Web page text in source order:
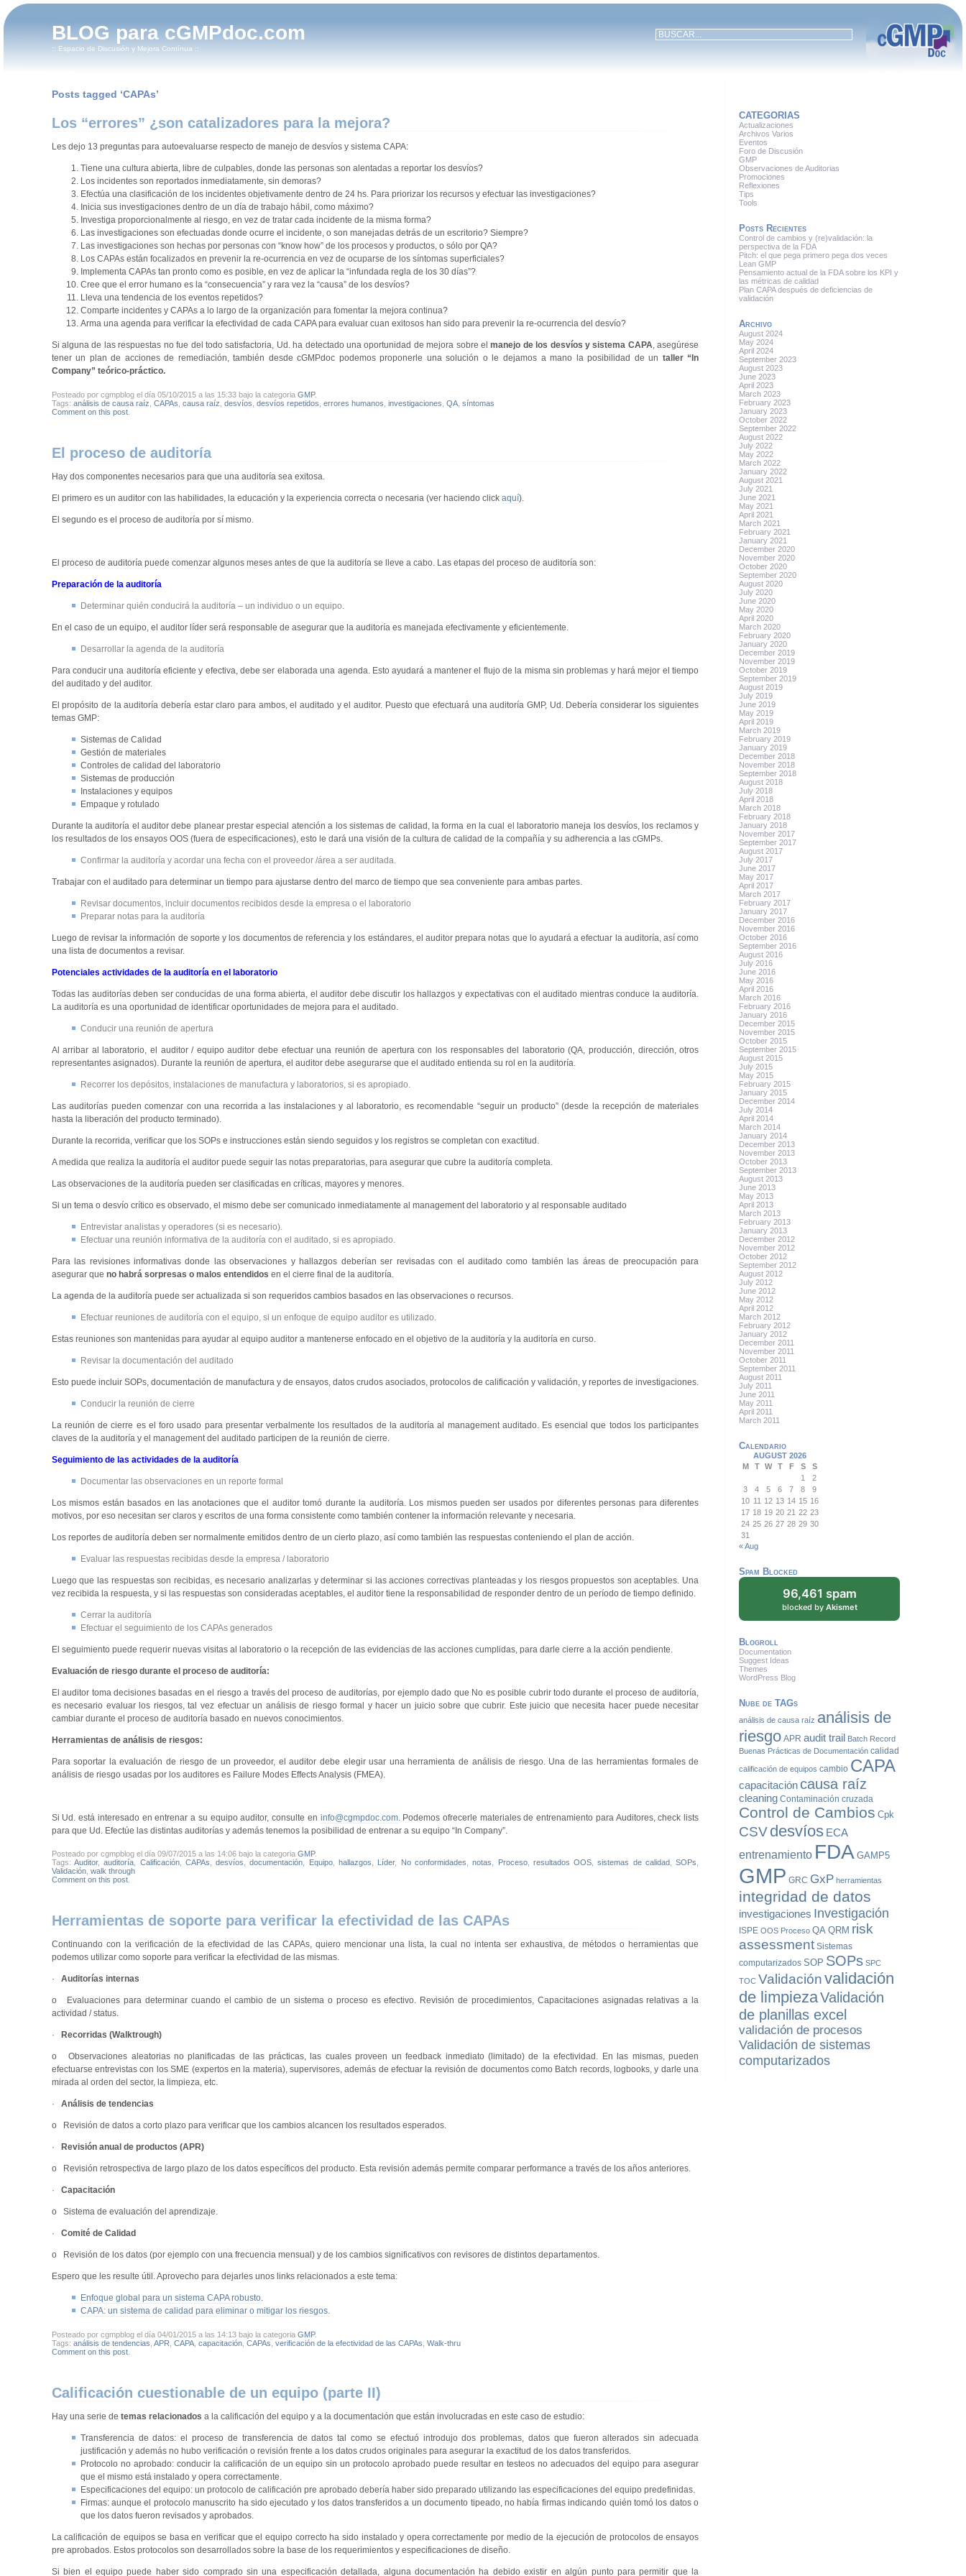
BLOG para cGMPdoc.com
:: Espacio de Discusión y Mejora Contínua ::
Posts tagged ‘CAPAs’
Los “errores” ¿son catalizadores para la mejora?
Les dejo 13 preguntas para autoevaluarse respecto de manejo de desvíos y sistema CAPA:
Tiene una cultura abierta, libre de culpables, donde las personas son alentadas a reportar los desvíos?
Los incidentes son reportados inmediatamente, sin demoras?
Efectúa una clasificación de los incidentes objetivamente dentro de 24 hs. Para priorizar los recursos y efectuar las investigaciones?
Inicia sus investigaciones dentro de un día de trabajo hábil, como máximo?
Investiga proporcionalmente al riesgo, en vez de tratar cada incidente de la misma forma?
Las investigaciones son efectuadas donde ocurre el incidente, o son manejadas detrás de un escritorio? Siempre?
Las investigaciones son hechas por personas con “know how” de los procesos y productos, o sólo por QA?
Los CAPAs están focalizados en prevenir la re-ocurrencia en vez de ocuparse de los síntomas superficiales?
Implementa CAPAs tan pronto como es posible, en vez de aplicar la “infundada regla de los 30 días”?
Cree que el error humano es la “consecuencia” y rara vez la “causa” de los desvíos?
Lleva una tendencia de los eventos repetidos?
Comparte incidentes y CAPAs a lo largo de la organización para fomentar la mejora continua?
Arma una agenda para verificar la efectividad de cada CAPA para evaluar cuan exitosos han sido para prevenir la re-ocurrencia del desvío?
Si alguna de las respuestas no fue del todo satisfactoria, Ud. ha detectado una oportunidad de mejora sobre elmanejo de los desvíos y sistema CAPA, asegúrese
tener un plan de acciones de remediación, también desde cGMPdoc podemos proponerle una solución o le dejamos a mano la posibilidad de un taller “In
Company” teórico-práctico.
Posteado por cgmpblog el día 05/10/2015 a las 15:33 bajo la categoria GMP.
Tags: análisis de causa raíz CAPAs causa raíz desvíos desvíos repetidos errores humanos investigaciones QA, síntomas
Comment on this post.
El proceso de auditoría
Hay dos componentes necesarios para que una auditoría sea exitosa.
El primero es un auditor con las habilidades, la educación y la experiencia correcta o necesaria (ver haciendo click aquí).
El segundo es el proceso de auditoría por sí mismo.
El proceso de auditoría puede comenzar algunos meses antes de que la auditoría se lleve a cabo. Las etapas del proceso de auditoría son:
Preparación de la auditoría
Determinar quién conducirá la auditoría – un individuo o un equipo.
En el caso de un equipo, el auditor líder será responsable de asegurar que la auditoría es manejada efectivamente y eficientemente.
Desarrollar la agenda de la auditoría
Para conducir una auditoría eficiente y efectiva, debe ser elaborada una agenda. Esto ayudará a mantener el flujo de la misma sin problemas y hará mejor el tiempo
del auditado y del auditor.
El propósito de la auditoría debería estar claro para ambos, el auditado y el auditor. Puesto que efectuará una auditoría GMP, Ud. Debería considerar los siguientes
temas GMP:
Sistemas de Calidad
Gestión de materiales
Controles de calidad del laboratorio
Sistemas de producción
Instalaciones y equipos
Empaque y rotulado
Durante la auditoría el auditor debe planear prestar especial atención a los sistemas de calidad, la forma en la cual el laboratorio maneja los desvíos, los reclamos y
los resultados de los ensayos OOS (fuera de especificaciones), esto le dará una visión de la cultura de calidad de la compañía y su adherencia a las cGMPs.
Confirmar la auditoría y acordar una fecha con el proveedor /área a ser auditada.
Trabajar con el auditado para determinar un tiempo para ajustarse dentro del marco de tiempo que sea conveniente para ambas partes.
Revisar documentos, incluir documentos recibidos desde la empresa o el laboratorio
Preparar notas para la auditoría
Luego de revisar la información de soporte y los documentos de referencia y los estándares, el auditor prepara notas que lo ayudará a efectuar la auditoría, así como
una lista de documentos a revisar.
Potenciales actividades de la auditoría en el laboratorio
Todas las auditorías deben ser conducidas de una forma abierta, el auditor debe discutir los hallazgos y expectativas con el auditado mientras conduce la auditoría.
La auditoría es una oportunidad de identificar oportunidades de mejora para el auditado.
Conducir una reunión de apertura
Al arribar al laboratorio, el auditor / equipo auditor debe efectuar una reunión de apertura con los responsables del laboratorio (QA, producción, dirección, otros
representantes asignados). Durante la reunión de apertura, el auditor debe asegurarse que el auditado entienda su rol en la auditoría.
Recorrer los depósitos, instalaciones de manufactura y laboratorios, si es apropiado.
Las auditorías pueden comenzar con una recorrida a las instalaciones y al laboratorio, es recomendable “seguir un producto” (desde la recepción de materiales
hasta la liberación del producto terminado).
Durante la recorrida, verificar que los SOPs e instrucciones están siendo seguidos y los registros se completan con exactitud.
A medida que realiza la auditoría el auditor puede seguir las notas preparatorias, para asegurar que cubre la auditoría completa.
Las observaciones de la auditoría pueden ser clasificadas en críticas, mayores y menores.
Si un tema o desvío crítico es observado, el mismo debe ser comunicado inmediatamente al management del laboratorio y al responsable auditado
Entrevistar analistas y operadores (si es necesario).
Efectuar una reunión informativa de la auditoría con el auditado, si es apropiado.
Para las revisiones informativas donde las observaciones y hallazgos deberían ser revisadas con el auditado como también las áreas de preocupación para
asegurar que no habrá sorpresas o malos entendidos en el cierre final de la auditoría.
La agenda de la auditoría puede ser actualizada si son requeridos cambios basados en las observaciones o recursos.
Efectuar reuniones de auditoría con el equipo, si un enfoque de equipo auditor es utilizado.
Estas reuniones son mantenidas para ayudar al equipo auditor a mantenerse enfocado en el objetivo de la auditoría y la auditoría en curso.
Revisar la documentación del auditado
Esto puede incluir SOPs, documentación de manufactura y de ensayos, datos crudos asociados, protocolos de calificación y validación, y reportes de investigaciones.
Conducir la reunión de cierre
La reunión de cierre es el foro usado para presentar verbalmente los resultados de la auditoría al management auditado. Es esencial que todos los participantes
claves de la auditoría y el management del auditado participen de la reunión de cierre.
Seguimiento de las actividades de la auditoría
Documentar las observaciones en un reporte formal
Los mismos están basados en las anotaciones que el auditor tomó durante la auditoría. Los mismos pueden ser usados por diferentes personas para diferentes
motivos, por eso necesitan ser claros y escritos de una forma consistente como también contener la información relevante y necesaria.
Los reportes de auditoría deben ser normalmente emitidos dentro de un cierto plazo, así como también las respuestas conteniendo el plan de acción.
Evaluar las respuestas recibidas desde la empresa / laboratorio
Luego que las respuestas son recibidas, es necesario analizarlas y determinar si las acciones correctivas planteadas y los riesgos propuestos son aceptables. Una
vez recibida la respuesta, y si las respuestas son consideradas aceptables, el auditor tiene la responsabilidad de responder dentro de un período de tiempo definido.
Cerrar la auditoría
Efectuar el seguimiento de los CAPAs generados
El seguimiento puede requerir nuevas visitas al laboratorio o la recepción de las evidencias de las acciones cumplidas, para darle cierre a la acción pendiente.
Evaluación de riesgo durante el proceso de auditoría:
El auditor toma decisiones basadas en el riesgo a través del proceso de auditorías, por ejemplo dado que No es posible cubrir todo durante el proceso de auditoría,
es necesario evaluar los riesgos, tal vez efectuar un análisis de riesgo formal y hacer un juicio sobre que cubrir. Este juicio que necesita hacer puede necesitar
cambiar durante el proceso de auditoría basado en nuevos conocimientos.
Herramientas de análisis de riesgos:
Para soportar la evaluación de riesgo de un proveedor, el auditor debe elegir usar una herramienta de análisis de riesgo. Una de las herramientas formales de
análisis de riesgo usadas por los auditores es Failure Modes Effects Analysis (FMEA).
Si Ud. está interesado en entrenar a su equipo auditor, consulte en info@cgmpdoc.com. Podemos ofrecerle materiales de entrenamiento para Auditores, check lists
para que Ud. Efectúe las distintas auditorías y además tenemos la posibilidad de entrenar a su equipo “In Company”.
Posteado por cgmpblog el día 09/07/2015 a las 14:06 bajo la categoria GMP.
Tags: Auditor,auditoría, Calificación, CAPAs,desvíos,documentación, Equipo, hallazgos, Líder, No conformidades,notas, Proceso, resultados OOS,sistemas de calidad,SOPs,
Validación, walk through
Comment on this post.
Herramientas de soporte para verificar la efectividad de las CAPAs
Continuando con la verificación de la efectividad de las CAPAs, quiero mencionar una lista, la cual no intenta ser exhaustiva, de métodos o herramientas que
podemos utilizar como soporte para verificar la efectividad de las mismas.
· Auditorías internas
o Evaluaciones para determinar cuando el cambio de un sistema o proceso es efectivo. Revisión de procedimientos, Capacitaciones asignadas relativas a la
actividad / status.
· Recorridas (Walktrough)
o Observaciones aleatorias no planificadas de las prácticas, las cuales proveen un feedback inmediato (limitado) de la efectividad. En las mismas, pueden
efectuarse entrevistas con los SME (expertos en la materia), supervisores, además de efectuar la revisión de documentos como Batch records, logbooks, y darle una
mirada al orden del sector, la limpieza, etc.
· Análisis de tendencias
o Revisión de datos a corto plazo para verificar que los cambios alcancen los resultados esperados.
· Revisión anual de productos (APR)
o Revisión retrospectiva de largo plazo de los datos específicos del producto. Esta revisión además permite comparar performance a través de los años anteriores.
· Capacitación
o Sistema de evaluación del aprendizaje.
· Comité de Calidad
o Revisión de los datos (por ejemplo con una frecuencia mensual) y de los cambios significativos con revisores de distintos departamentos.
Espero que les resulte útil. Aprovecho para dejarles unos links relacionados a este tema:
Enfoque global para un sistema CAPA robusto.
CAPA: un sistema de calidad para eliminar o mitigar los riesgos.
Posteado por cgmpblog el día 04/01/2015 a las 14:13 bajo la categoria GMP.
Tags: análisis de tendencias APR CAPA, capacitación, CAPAs verificación de la efectividad de las CAPAs Walk-thru
Comment on this post.
Calificación cuestionable de un equipo (parte II)
Hay una serie de temas relacionados a la calificación del equipo y a la documentación que están involucradas en este caso de estudio:
Transferencia de datos: el proceso de transferencia de datos tal como se efectuó introdujo dos problemas, datos que fueron alterados sin adecuada
justificación y además no hubo verificación o revisión frente a los datos crudos originales para asegurar la exactitud de los datos transferidos.
Protocolo no aprobado: conducir la calificación de un equipo sin un protocolo aprobado puede resultar en testeos no adecuados del equipo para asegurar
que el mismo está instalado y opera correctamente.
Especificaciones del equipo: un protocolo de calificación pre aprobado debería haber sido preparado utilizando las especificaciones del equipo predefinidas.
Firmas: aunque el protocolo manuscrito ha sido ejecutado y los datos transferidos a un documento tipeado, no había firmas indicando quién tomó los datos o
que los datos fueron revisados y aprobados.
La calificación de equipos se basa en verificar que el equipo correcto ha sido instalado y opera correctamente por medio de la ejecución de protocolos de ensayos
pre aprobados. Estos protocolos son desarrollados sobre la base de los requerimientos y especificaciones de diseño.
Si bien el equipo puede haber sido comprado sin una especificación detallada, alguna documentación ha debido existir en algún punto para permitir que la
CATEGORIAS
Actualizaciones
Archivos Varios
Eventos
Foro de Discusión
GMP
Observaciones de Auditorias
Promociones
Reflexiones
Tips
Tools
Posts Recientes
Control de cambios y (re)validación: la
perspectiva de la FDA
Pitch: el que pega primero pega dos veces
Lean GMP
Pensamiento actual de la FDA sobre los KPI y
las métricas de calidad
Plan CAPA después de deficiencias de
validación
Archivo
August 2024
May 2024
April 2024
September 2023
August 2023
June 2023
April 2023
March 2023
February 2023
January 2023
October 2022
September 2022
August 2022
July 2022
May 2022
March 2022
January 2022
August 2021
July 2021
June 2021
May 2021
April 2021
March 2021
February 2021
January 2021
December 2020
November 2020
October 2020
September 2020
August 2020
July 2020
June 2020
May 2020
April 2020
March 2020
February 2020
January 2020
December 2019
November 2019
October 2019
September 2019
August 2019
July 2019
June 2019
May 2019
April 2019
March 2019
February 2019
January 2019
December 2018
November 2018
September 2018
August 2018
July 2018
April 2018
March 2018
February 2018
January 2018
November 2017
September 2017
August 2017
July 2017
June 2017
May 2017
April 2017
March 2017
February 2017
January 2017
December 2016
November 2016
October 2016
September 2016
August 2016
July 2016
June 2016
May 2016
April 2016
March 2016
February 2016
January 2016
December 2015
November 2015
October 2015
September 2015
August 2015
July 2015
May 2015
February 2015
January 2015
December 2014
July 2014
April 2014
March 2014
January 2014
December 2013
November 2013
October 2013
September 2013
August 2013
June 2013
May 2013
April 2013
March 2013
February 2013
January 2013
December 2012
November 2012
October 2012
September 2012
August 2012
July 2012
June 2012
May 2012
April 2012
March 2012
February 2012
January 2012
December 2011
November 2011
October 2011
September 2011
August 2011
July 2011
June 2011
May 2011
April 2011
March 2011
Calendario
AUGUST 2026
M
T W T F S
S
1
2
3
4 5 6 7 8
9
10 11 12 13 14 15 16
17 18 19 20 21 22 23
24 25 26 27 28 29 30
31
« Aug
Spam Blocked
96,461 spam
blocked by Akismet
Blogroll
Documentation
Suggest Ideas
Themes
WordPress Blog
Nube de TAGs
análisis de causa raíz análisis de
riesgo APR audit trail Batch Record
Buenas Prácticas de Documentación calidad
calificación de equipos cambio CAPA
capacitacióncausa raíz
cleaning Contaminación cruzada
Control de Cambios Cpk
CSVdesvíos ECA
entrenamiento FDA GAMP5
GMP GRC GxP herramientas
integridad de datos
investigaciones Investigación
ISPE OOS Proceso QA QRM risk
assessment Sistemas
computarizados SOP SOPs SPC
TOC Validaciónvalidación
de limpiezaValidación
de planillas excel
validación de procesos
Validación de sistemas
computarizados